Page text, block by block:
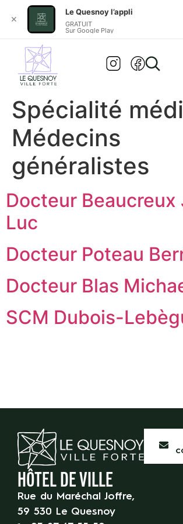
Aller au
principal
Spécialité
Médecins
généralistes
Docteur Beaucreux
Luc
Docteur Poteau
Docteur Blas
SCM Dubois-
HÔTEL DE VILLE
Rue du Maréchal Joffre,
59 530 Le Quesnoy
✕
Le Quesnoy l’appli
GRATUIT
Sur Google Play